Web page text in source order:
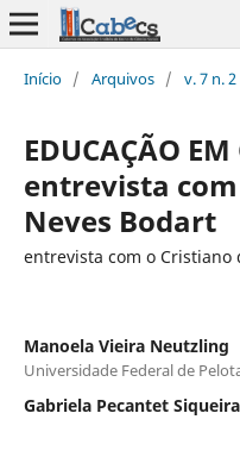
Início / Arquivos / v. 7 n.
EDUCAÇÃO
entrevista
Neves Bodart
entrevista com o Cristiano
Manoela Vieira Neutzling
Universidade Federal de
Gabriela Pecantet Siqueira